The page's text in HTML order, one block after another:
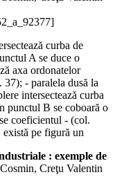
curba de
A se duce o
axa ordonatelor
- paralela dusă la
intersectează curba
punctul B se coboară o
coeficientul - (col.
pe figură un
: exemple de
Creţu Valentin